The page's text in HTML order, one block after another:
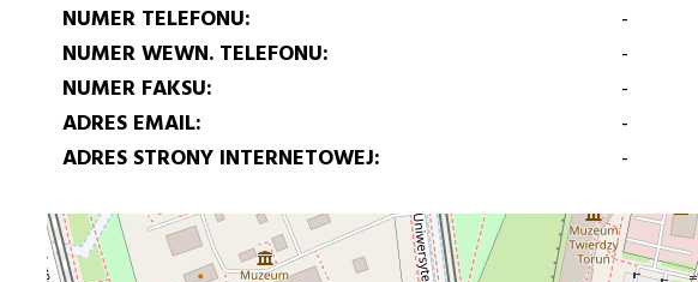
NUMER TELEFONU
-
NUMER WEWN. TELEFONU
-
NUMER FAKSU
-
ADRES EMAIL
-
ADRES STRONY INTERNETOWEJ
-